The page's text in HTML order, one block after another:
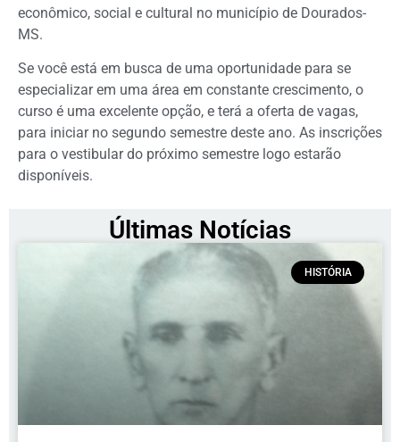
econômico, social e cultural no município de Dourados-
MS.
Se você está em busca de uma oportunidade para se
especializar em uma área em constante crescimento, o
curso é uma excelente opção, e terá a oferta de vagas,
para iniciar no segundo semestre deste ano. As inscrições
para o vestibular do próximo semestre logo estarão
disponíveis.
Últimas Notícias
HISTÓRIA